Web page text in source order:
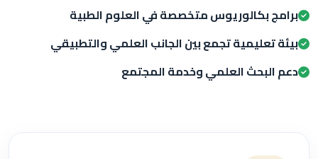
برامج بكالوريوس متخصصة في العلوم الطبية
بيئة تعليمية تجمع بين الجانب العلمي والتطبيقي
دعم البحث العلمي وخدمة المجتمع